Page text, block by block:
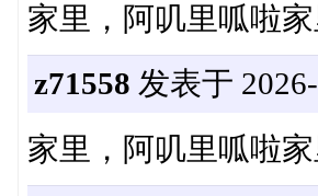
家里，阿叽里呱啦
z71558 发表于
家里，阿叽里呱啦